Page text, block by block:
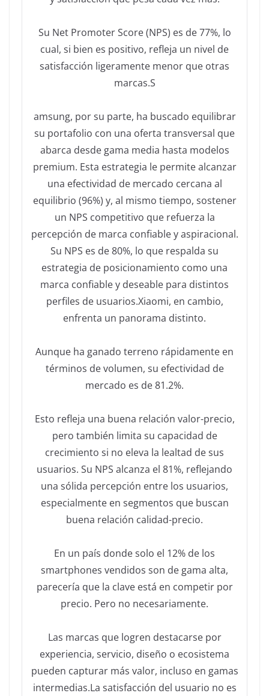
Su Net Promoter Score (NPS) es de 77%, lo
cual, si bien es positivo, refleja un nivel de
satisfacción ligeramente menor que otras
marcas.S
amsung, por su parte, ha buscado equilibrar
su portafolio con una oferta transversal que
abarca desde gama media hasta modelos
premium. Esta estrategia le permite alcanzar
una efectividad de mercado cercana al
equilibrio (96%) y, al mismo tiempo, sostener
un NPS competitivo que refuerza la
percepción de marca confiable y aspiracional.
Su NPS es de 80%, lo que respalda su
estrategia de posicionamiento como una
marca confiable y deseable para distintos
perfiles de usuarios.Xiaomi, en cambio,
enfrenta un panorama distinto.
Aunque ha ganado terreno rápidamente en
términos de volumen, su efectividad de
mercado es de 81.2%.
Esto refleja una buena relación valor-precio,
pero también limita su capacidad de
crecimiento si no eleva la lealtad de sus
usuarios. Su NPS alcanza el 81%, reflejando
una sólida percepción entre los usuarios,
especialmente en segmentos que buscan
buena relación calidad-precio.
En un país donde solo el 12% de los
smartphones vendidos son de gama alta,
parecería que la clave está en competir por
precio. Pero no necesariamente.
Las marcas que logren destacarse por
experiencia, servicio, diseño o ecosistema
pueden capturar más valor, incluso en gamas
intermedias.La satisfacción del usuario no es